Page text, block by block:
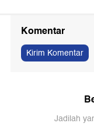
Komentar
Kirim Komentar
Jadilah